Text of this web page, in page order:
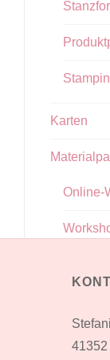
Karten
Online-
41352